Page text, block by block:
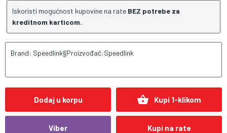
Iskoristi mogućnost kupovine na rate BEZ potrebe za
kreditnom karticom.
Brand: Speedlink§Proizvođač:Speedlink
Dodaj u korpu shopping_basket Kupi 1-klikom
Viber Kupi na rate